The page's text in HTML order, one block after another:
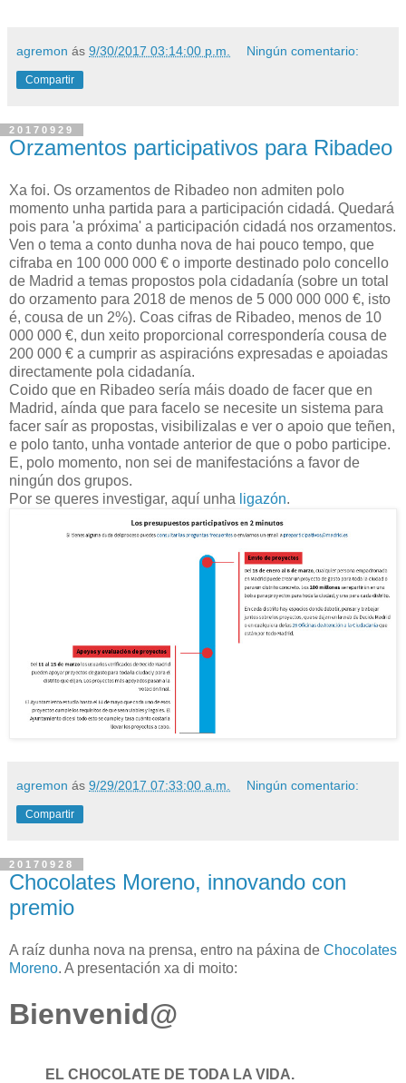
agremon ás 9/30/2017 03:14:00 p.m. Ningún comentario:
Compartir
20170929
Orzamentos participativos para Ribadeo
Xa foi. Os orzamentos de Ribadeo non admiten polo
momento unha partida para a participación cidadá. Quedará
pois para 'a próxima' a participación cidadá nos orzamentos.
Ven o tema a conto dunha nova de hai pouco tempo, que
cifraba en 100 000 000 € o importe destinado polo concello
de Madrid a temas propostos pola cidadanía (sobre un total
do orzamento para 2018 de menos de 5 000 000 000 €, isto
é, cousa de un 2%). Coas cifras de Ribadeo, menos de 10
000 000 €, dun xeito proporcional correspondería cousa de
200 000 € a cumprir as aspiracións expresadas e apoiadas
directamente pola cidadanía.
Coido que en Ribadeo sería máis doado de facer que en
Madrid, aínda que para facelo se necesite un sistema para
facer saír as propostas, visibilizalas e ver o apoio que teñen,
e polo tanto, unha vontade anterior de que o pobo participe.
E, polo momento, non sei de manifestacións a favor de
ningún dos grupos.
Por se queres investigar, aquí unha ligazón.
agremon ás 9/29/2017 07:33:00 a.m. Ningún comentario:
Compartir
20170928
Chocolates Moreno, innovando con
premio
A raíz dunha nova na prensa, entro na páxina de Chocolates
Moreno. A presentación xa di moito:
Bienvenid@
EL CHOCOLATE DE TODA LA VIDA.